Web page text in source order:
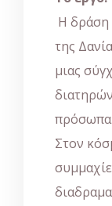
Η δράση
της
μιας
πρόσωπα
Στον